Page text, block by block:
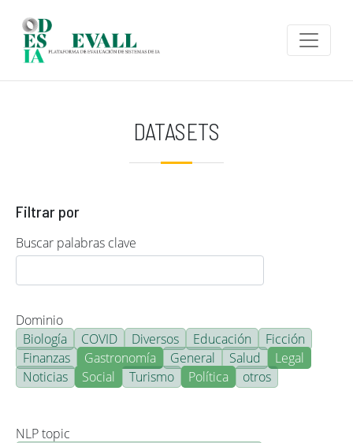
DATASETS
Filtrar por
Buscar palabras clave
Dominio
Biología
COVID Diversos Educación
Ficción
Finanzas
Gastronomía General Salud
Legal
Noticias
Social Turismo Política otros
NLP topic